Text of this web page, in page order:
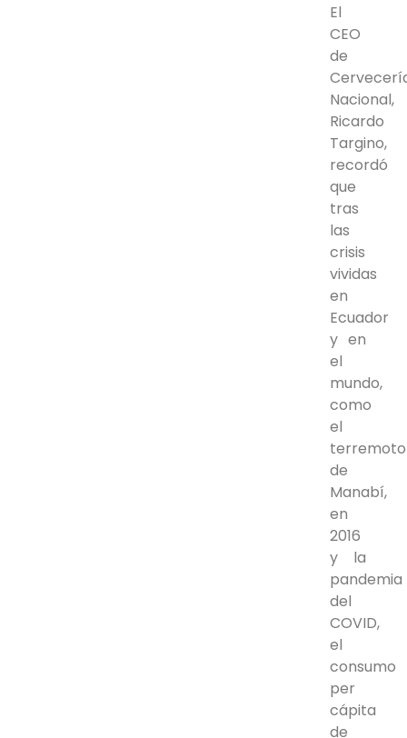
El
CEO
de
Nacional,
Ricardo
Targino,
recordó
que
tras
las
crisis
vividas
en
Ecuador
y en
el
mundo,
como
el
terremoto
de
Manabí,
en
2016
y la
pandemia
del
COVID,
el
consumo
per
cápita
de